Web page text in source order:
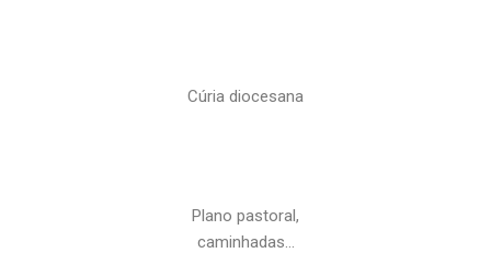
Cúria diocesana
Plano pastoral,
caminhadas…